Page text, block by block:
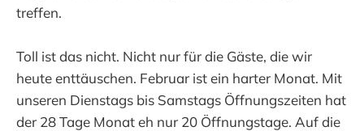
treffen.
Toll ist das nicht. Nicht nur für die Gäste, die wir
heute enttäuschen. Februar ist ein harter Monat. Mit
unseren Dienstags bis Samstags Öffnungszeiten hat
der 28 Tage Monat eh nur 20 Öffnungstage. Auf die